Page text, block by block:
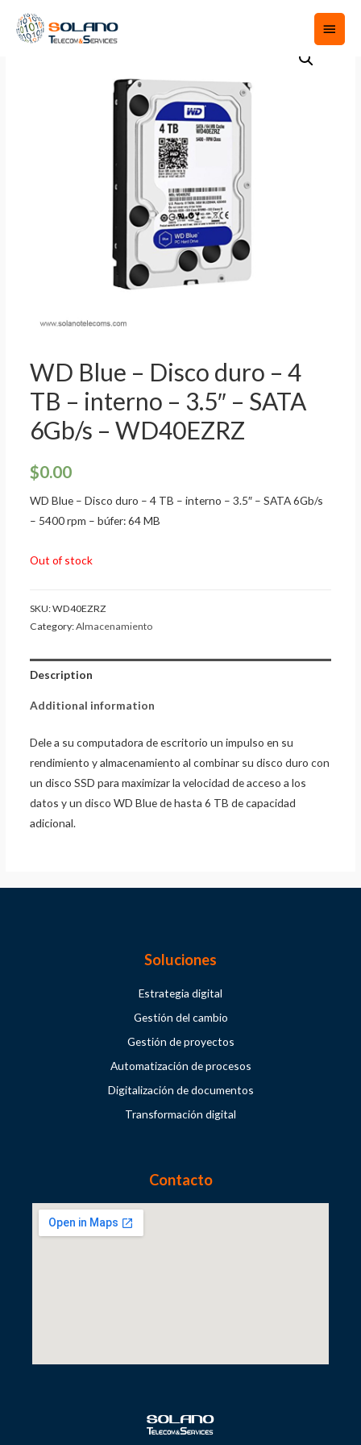
WD Blue – Disco duro – 4
TB – interno – 3.5″ – SATA
6Gb/s – WD40EZRZ
$0.00
WD Blue – Disco duro – 4 TB – interno – 3.5″ – SATA 6Gb/s
– 5400 rpm – búfer: 64 MB
Out of stock
SKU:WD40EZRZ
Category:Almacenamiento
Description
Additional information
Dele a su computadora de escritorio un impulso en su
rendimiento y almacenamiento al combinar su disco duro con
un disco SSD para maximizar la velocidad de acceso a los
datos y un disco WD Blue de hasta 6 TB de capacidad
adicional.
Soluciones
Estrategia digital
Gestión del cambio
Gestión de proyectos
Automatización de procesos
Digitalización de documentos
Transformación digital
Contacto